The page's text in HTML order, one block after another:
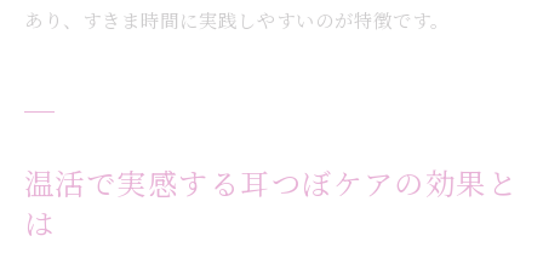
耳つぼ温活で毎日を前向きに過ごすヒント
あり、すきま時間に実践しやすいのが特徴です。
温活で実感する耳つぼケアの効果と
は